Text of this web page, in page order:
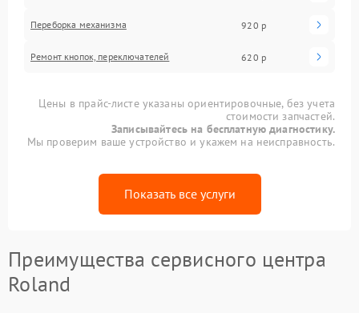
Переборка механизма 920 р
Ремонт кнопок, переключателей 620 р
Цены в прайс-листе указаны ориентировочные, без учета
стоимости запчастей.
Записывайтесь на бесплатную диагностику.
Мы проверим ваше устройство и укажем на неисправность.
Показать все услуги
Преимущества сервисного центра
Roland